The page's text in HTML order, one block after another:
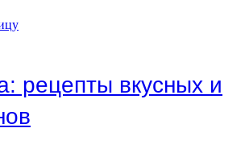
рецепты вкусных и